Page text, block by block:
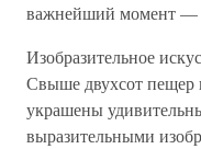
важнейший момент —
Изобразительное
Свыше двухсот
украшены
выразительными